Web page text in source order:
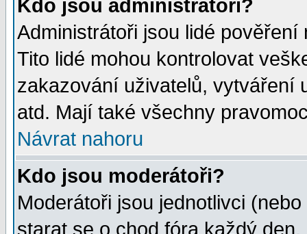
Kdo jsou administrátoři?
Administrátoři jsou lidé
Tito lidé mohou kontrolovat
zakazování uživatelů, vytváření
atd. Mají také všechny
Návrat nahoru
Kdo jsou moderátoři?
Moderátoři jsou jednotlivci
starat se o chod fóra každý